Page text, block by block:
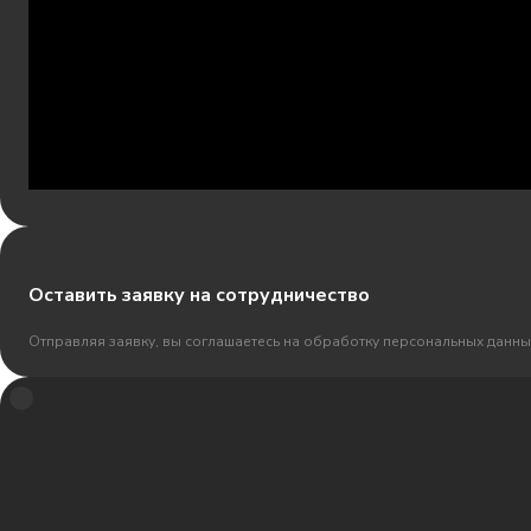
Оставить заявку на сотрудничество
Отправляя заявку, вы соглашаетесь на обработку персональных